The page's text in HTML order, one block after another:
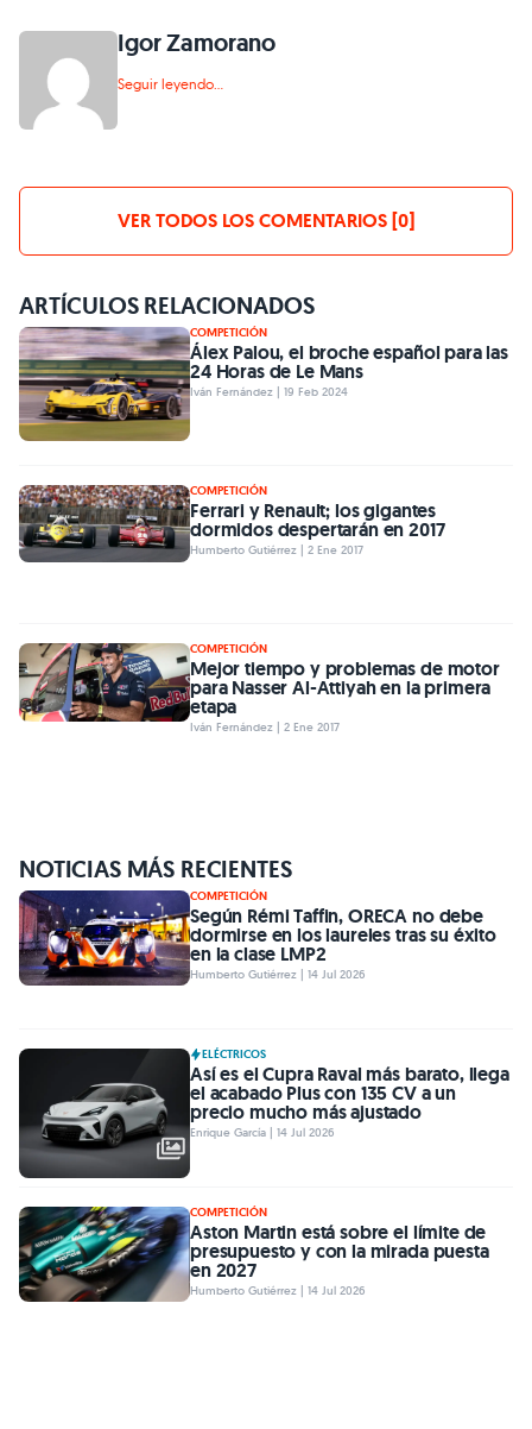
Igor Zamorano
Seguir leyendo...
VER TODOS LOS COMENTARIOS [0]
ARTÍCULOS RELACIONADOS
COMPETICIÓN
Álex Palou, el broche español para las
24 Horas de Le Mans
Iván Fernández | 19 Feb 2024
COMPETICIÓN
Ferrari y Renault; los gigantes
dormidos despertarán en 2017
Humberto Gutiérrez | 2 Ene 2017
COMPETICIÓN
Mejor tiempo y problemas de motor
para Nasser Al-Attiyah en la primera
etapa
Iván Fernández | 2 Ene 2017
NOTICIAS MÁS RECIENTES
COMPETICIÓN
Según Rémi Taffin, ORECA no debe
dormirse en los laureles tras su éxito
en la clase LMP2
Humberto Gutiérrez | 14 Jul 2026
ELÉCTRICOS
Así es el Cupra Raval más barato, llega
el acabado Plus con 135 CV a un
precio mucho más ajustado
Enrique García | 14 Jul 2026
COMPETICIÓN
Aston Martin está sobre el límite de
presupuesto y con la mirada puesta
en 2027
Humberto Gutiérrez | 14 Jul 2026